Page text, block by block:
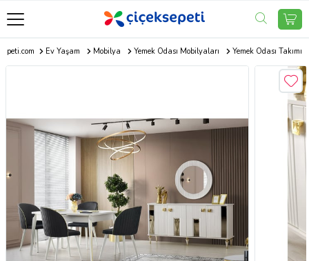
Ev Yaşam Mobilya Yemek Odası Mobilyaları Yemek Odası Takımı